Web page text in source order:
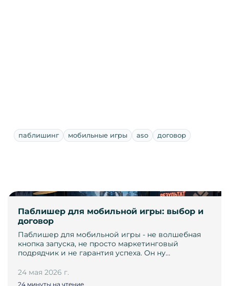
паблишинг мобильные игры aso договор
Паблишер для мобильной игры: выбор и
договор
Паблишер для мобильной игры - не волшебная
кнопка запуска, не просто маркетинговый
подрядчик и не гарантия успеха. Он ну…
24 мая 2026 г.
24 минуты на чтение